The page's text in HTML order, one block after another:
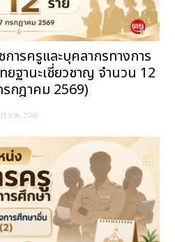
ารครูและบุคลากรทางการ
ยฐานะเชี่ยวชาญ จำนวน 12
รกฎาคม 2569)
23 ก.ค. 2569